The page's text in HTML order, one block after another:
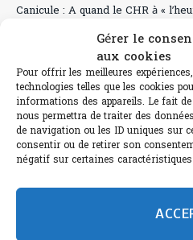
Gérer le
aux cookies
Pour offrir les meilleures
technologies telles que les cookies
informations des appareils. Le fait
nous permettra de traiter des
de navigation ou les ID uniques sur
consentir ou de retirer son
négatif sur certaines
Canicule : A quand le CHR à «
Sélection de rosés 2026
L'abus d'alcool est
©paris-bistro 2026 Paris-
mail: